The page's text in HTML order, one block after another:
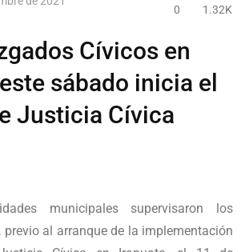
0 1.32K
Cívicos en
sábado inicia el
Justicia Cívica
municipales supervisaron los
al arranque de la implementación